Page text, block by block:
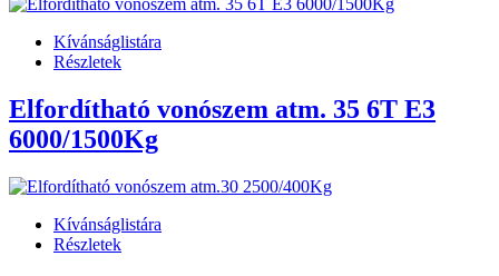
Kívánságlistára
Részletek
Elfordítható vonószem atm. 35 6T E3
6000/1500Kg
Kívánságlistára
Részletek